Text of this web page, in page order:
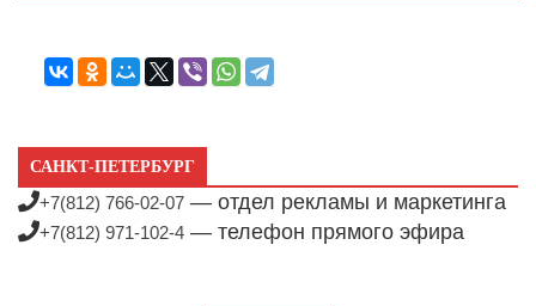
САНКТ-ПЕТЕРБУРГ
+7(812) 766-02-07 — отдел рекламы и маркетинга
+7(812) 971-102-4 — телефон прямого эфира